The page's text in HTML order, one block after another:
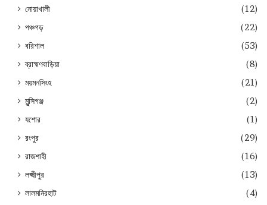
নোয়াখালী
(12)
পঞ্চগড়
(22)
বরিশাল
(53)
ব্রাহ্মণবাড়িয়া
(8)
ময়মনসিংহ
(21)
মুন্সিগঞ্জ
(2)
যশোর
(1)
রংপুর
(29)
রাজশাহী
(16)
লক্ষ্মীপুর
(13)
লালমনিরহাট
(4)